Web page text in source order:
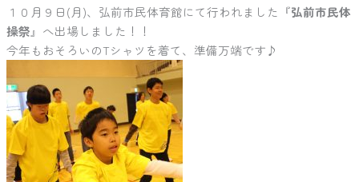
１０月９日(月)、弘前市民体育館にて行われました『弘前市民体
操祭』へ出場しました！！
今年もおそろいのTシャツを着て、準備万端です♪